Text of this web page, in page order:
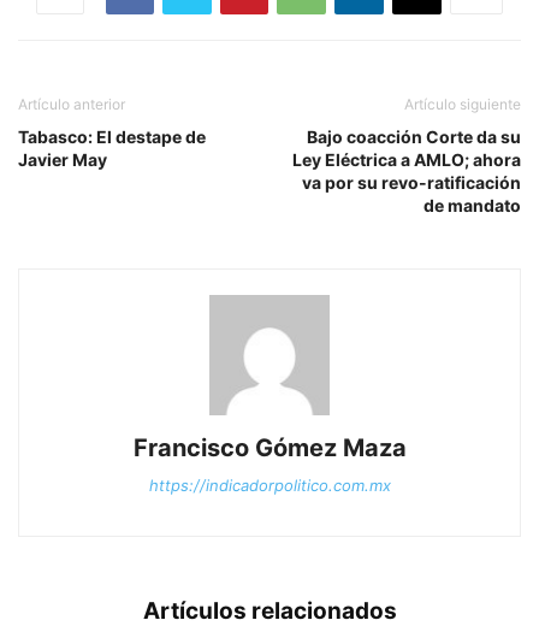
Artículo anterior
Tabasco: El destape de
Javier May
Artículo siguiente
Bajo coacción Corte da su
Ley Eléctrica a AMLO; ahora
va por su revo-ratificación
de mandato
Francisco Gómez Maza
https://indicadorpolitico.com.mx
Artículos relacionados